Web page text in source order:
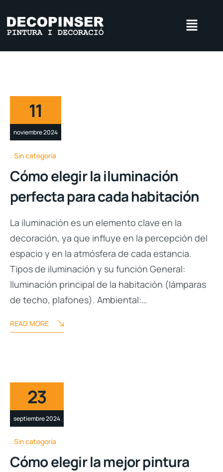
11
noviembre 2024
Sin categoría
Cómo elegir la iluminación
perfecta para cada habitación
La iluminación es un elemento clave en la
decoración, ya que influye en la percepción del
espacio y en la atmósfera de cada estancia.
Tipos de iluminación y su función General:
Iluminación principal de la habitación (lámparas
de techo, plafones). Ambiental:…
READ MORE
23
septiembre 2024
Sin categoría
Cómo elegir la mejor pintura